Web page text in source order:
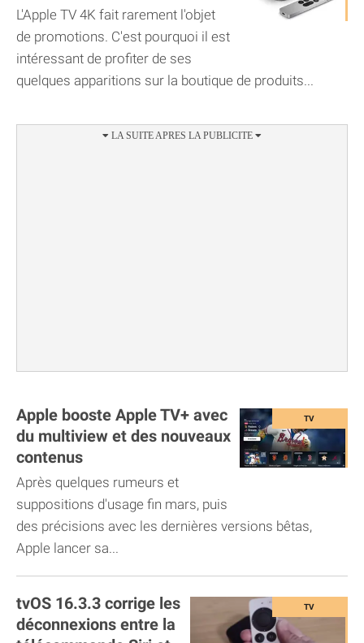
L'Apple TV 4K fait rarement l'objet
de promotions. C'est pourquoi il est
intéressant de profiter de ses
quelques apparitions sur la boutique de produits...
Apple booste Apple TV+ avec
du multiview et des nouveaux
contenus
Après quelques rumeurs et
suppositions d'usage fin mars, puis
des précisions avec les dernières versions bêtas,
Apple lancer sa...
tvOS 16.3.3 corrige les
déconnexions entre la